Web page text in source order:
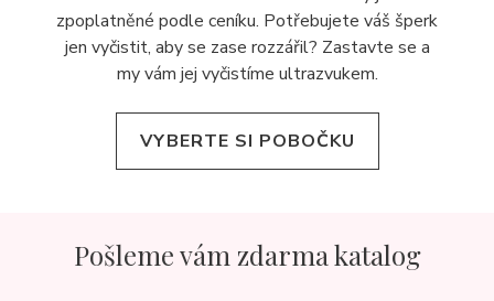
zpoplatněné podle ceníku. Potřebujete váš šperk
jen vyčistit, aby se zase rozzářil? Zastavte se a
my vám jej vyčistíme ultrazvukem.
VYBERTE SI POBOČKU
Pošleme vám zdarma katalog